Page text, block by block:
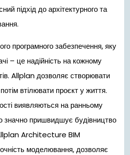
підхід до архітектурного та
програмного забезпечення, яку
– це надійність на кожному
Allplan дозволяє створювати
втілювати проєкт у життя.
виявляються на ранньому
значно пришвидшує будівництво
Architecture BIM
моделювання, дозволяє